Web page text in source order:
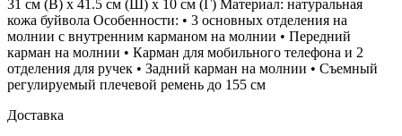
31 см (В) x 41.5 см (Ш) x 10 см (Г) Материал: натуральная
кожа буйвола Особенности: • 3 основных отделения на
молнии с внутренним карманом на молнии • Передний
карман на молнии • Карман для мобильного телефона и 2
отделения для ручек • Задний карман на молнии • Съемный
регулируемый плечевой ремень до 155 см
Доставка